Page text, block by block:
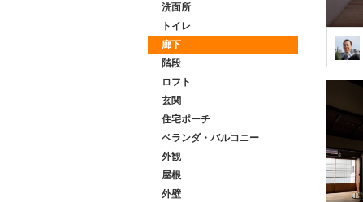
洗面所
トイレ
廊下
階段
ロフト
玄関
住宅ポーチ
ベランダ・バルコニー
外観
屋根
外壁